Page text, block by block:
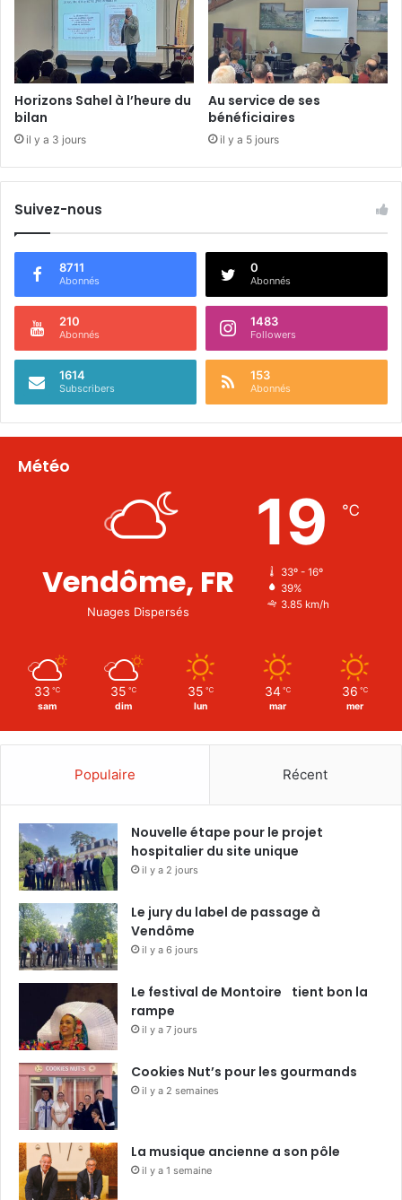
Horizons Sahel à l’heure du
bilan
il y a 3 jours
Au service de ses
bénéficiaires
il y a 5 jours
Suivez-nous
8711
Abonnés
0
Abonnés
210
Abonnés
1483
Followers
1614
Subscribers
153
Abonnés
Météo
Vendôme, FR
Nuages Dispersés
19 ℃
33º - 16º
39%
3.85 km/h
33 ℃
sam
35 ℃
dim
35 ℃
lun
34 ℃
mar
36 ℃
mer
Populaire Récent
Nouvelle étape pour le projet
hospitalier du site unique
il y a 2 jours
Le jury du label de passage à
Vendôme
il y a 6 jours
Le festival de Montoire tient bon la
rampe
il y a 7 jours
Cookies Nut’s pour les gourmands
il y a 2 semaines
La musique ancienne a son pôle
il y a 1 semaine